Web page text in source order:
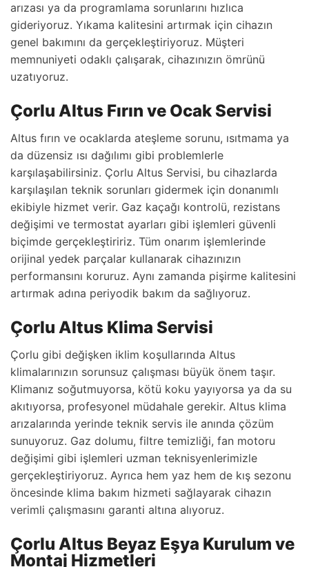
arızası ya da programlama sorunlarını hızlıca
gideriyoruz. Yıkama kalitesini artırmak için cihazın
genel bakımını da gerçekleştiriyoruz. Müşteri
memnuniyeti odaklı çalışarak, cihazınızın ömrünü
uzatıyoruz.
Çorlu Altus Fırın ve Ocak Servisi
Altus fırın ve ocaklarda ateşleme sorunu, ısıtmama ya
da düzensiz ısı dağılımı gibi problemlerle
karşılaşabilirsiniz. Çorlu Altus Servisi, bu cihazlarda
karşılaşılan teknik sorunları gidermek için donanımlı
ekibiyle hizmet verir. Gaz kaçağı kontrolü, rezistans
değişimi ve termostat ayarları gibi işlemleri güvenli
biçimde gerçekleştiririz. Tüm onarım işlemlerinde
orijinal yedek parçalar kullanarak cihazınızın
performansını koruruz. Aynı zamanda pişirme kalitesini
artırmak adına periyodik bakım da sağlıyoruz.
Çorlu Altus Klima Servisi
Çorlu gibi değişken iklim koşullarında Altus
klimalarınızın sorunsuz çalışması büyük önem taşır.
Klimanız soğutmuyorsa, kötü koku yayıyorsa ya da su
akıtıyorsa, profesyonel müdahale gerekir. Altus klima
arızalarında yerinde teknik servis ile anında çözüm
sunuyoruz. Gaz dolumu, filtre temizliği, fan motoru
değişimi gibi işlemleri uzman teknisyenlerimizle
gerçekleştiriyoruz. Ayrıca hem yaz hem de kış sezonu
öncesinde klima bakım hizmeti sağlayarak cihazın
verimli çalışmasını garanti altına alıyoruz.
Çorlu Altus Beyaz Eşya Kurulum ve
Montaj Hizmetleri